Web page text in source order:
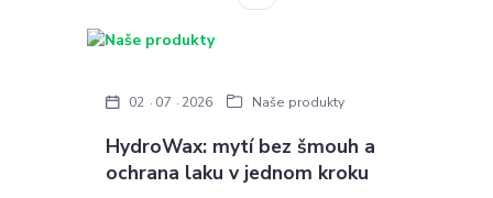
HydroWax: mytí bez šmouh a
ochrana laku v jednom kroku
02 07 2026 Naše produkty